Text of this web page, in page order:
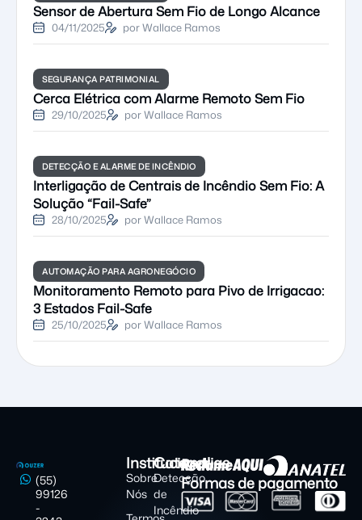
Sensor de Abertura Sem Fio de Longo Alcance
04/11/2025 por Wallace Ramos
SEGURANÇA PATRIMONIAL
Cerca Elétrica com Alarme Remoto Sem Fio
29/10/2025 por Wallace Ramos
DETECÇÃO E ALARME DE INCÊNDIO
Interligação de Centrais de Incêndio Sem Fio: A
Solução “Fail-Safe”
28/10/2025 por Wallace Ramos
AUTOMAÇÃO PARA AGRONEGÓCIO
Monitoramento Remoto para Pivo de Irrigacao:
3 Estados Fail-Safe
25/10/2025 por Wallace Ramos
(55)
99126
-
Institucional
Sobre
Nós
Categorias
Detecção
de
Incêndio
Formas de pagamento